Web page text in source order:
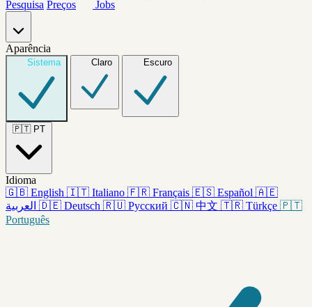
Pesquisa Preços Jobs
Aparência
Sistema Claro Escuro
🇵🇹 PT
Idioma
🇬🇧 English 🇮🇹 Italiano 🇫🇷 Français 🇪🇸 Español 🇦🇪
العربية 🇩🇪 Deutsch 🇷🇺 Русский 🇨🇳 中文 🇹🇷 Türkçe 🇵🇹
Português